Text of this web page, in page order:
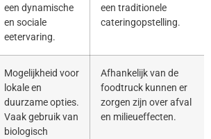
een dynamische
en sociale
eetervaring.
een traditionele
cateringopstelling.
Mogelijkheid voor
lokale en
duurzame opties.
Vaak gebruik van
biologisch
Afhankelijk van de
foodtruck kunnen er
zorgen zijn over afval
en milieueffecten.